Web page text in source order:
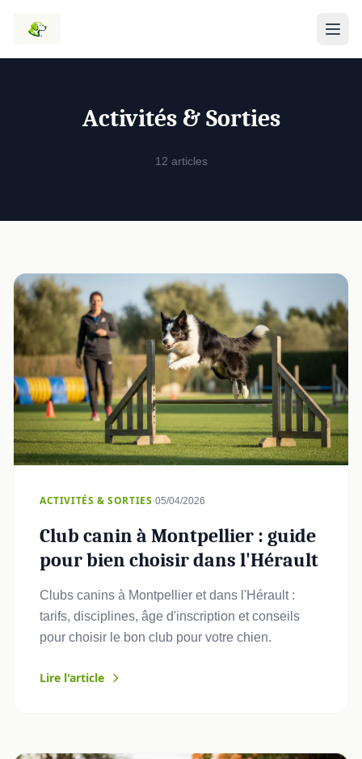
Activités & Sorties
12 articles
ACTIVITÉS & SORTIES·05/04/2026
Club canin à Montpellier : guide
pour bien choisir dans l'Hérault
Clubs canins à Montpellier et dans l'Hérault :
tarifs, disciplines, âge d'inscription et conseils
pour choisir le bon club pour votre chien.
Lire l'article